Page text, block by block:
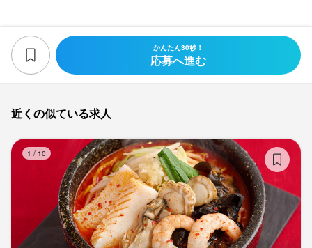
かんたん30秒！
応募へ進む
近くの似ている求人
1 / 10